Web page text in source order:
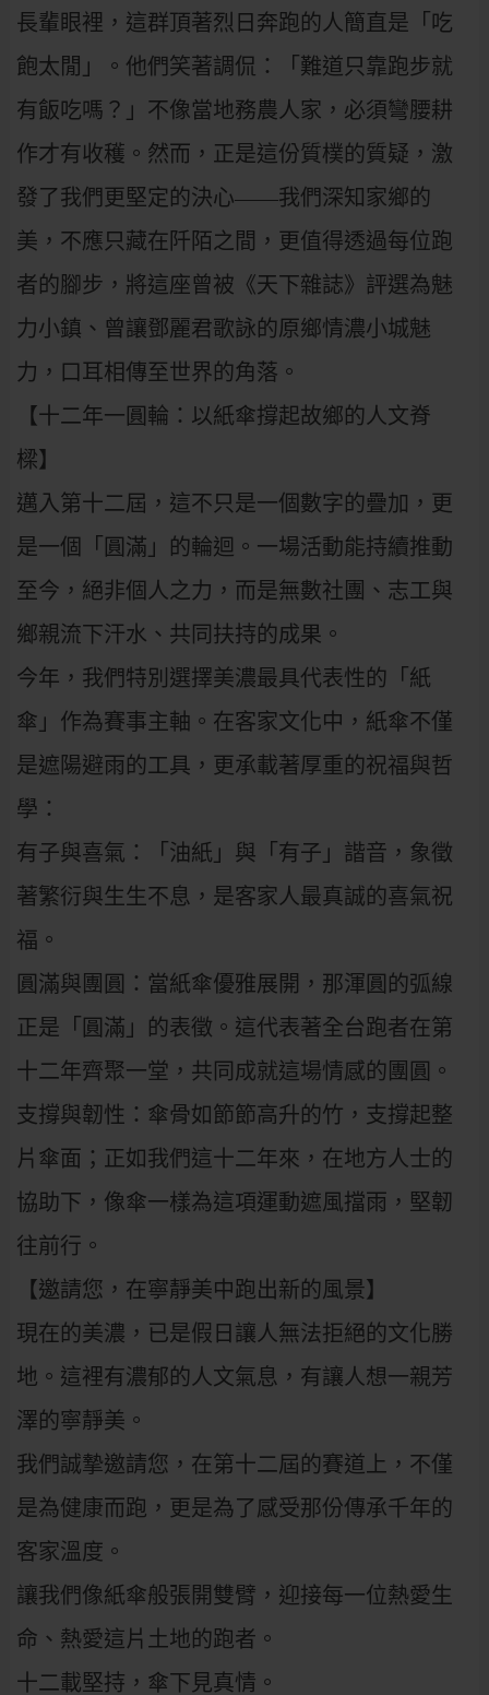
長輩眼裡，這群頂著烈日奔跑的人簡直是「吃
飽太閒」。他們笑著調侃：「難道只靠跑步就
有飯吃嗎？」不像當地務農人家，必須彎腰耕
作才有收穫。然而，正是這份質樸的質疑，激
發了我們更堅定的決心——我們深知家鄉的
美，不應只藏在阡陌之間，更值得透過每位跑
者的腳步，將這座曾被《天下雜誌》評選為魅
力小鎮、曾讓鄧麗君歌詠的原鄉情濃小城魅
力，口耳相傳至世界的角落。
​【十二年一圓輪：以紙傘撐起故鄉的人文脊
樑】
邁入第十二屆，這不只是一個數字的疊加，更
是一個「圓滿」的輪迴。一場活動能持續推動
至今，絕非個人之力，而是無數社團、志工與
鄉親流下汗水、共同扶持的成果。
今年，我們特別選擇美濃最具代表性的「紙
傘」作為賽事主軸。在客家文化中，紙傘不僅
是遮陽避雨的工具，更承載著厚重的祝福與哲
學：
有子與喜氣：「油紙」與「有子」諧音，象徵
著繁衍與生生不息，是客家人最真誠的喜氣祝
福。
圓滿與團圓：當紙傘優雅展開，那渾圓的弧線
正是「圓滿」的表徵。這代表著全台跑者在第
十二年齊聚一堂，共同成就這場情感的團圓。
支撐與韌性：傘骨如節節高升的竹，支撐起整
片傘面；正如我們這十二年來，在地方人士的
協助下，像傘一樣為這項運動遮風擋雨，堅韌
往前行。
【邀請您，在寧靜美中跑出新的風景】
現在的美濃，已是假日讓人無法拒絕的文化勝
地。這裡有濃郁的人文氣息，有讓人想一親芳
澤的寧靜美。
我們誠摯邀請您，在第十二屆的賽道上，不僅
是為健康而跑，更是為了感受那份傳承千年的
客家溫度。
讓我們像紙傘般張開雙臂，迎接每一位熱愛生
命、熱愛這片土地的跑者。
​十二載堅持，傘下見真情。